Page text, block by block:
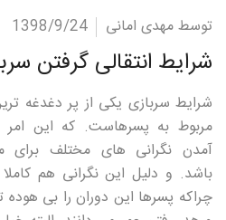
توسط مهدی امانی 1398/9/24
شرایط انتقالی گرفتن
شرایط سربازی یکی از پر دغدغه
مربوط به پسرهاست. که این امر
آمدن نگرانی های مختلف برای
باشد. و دلیل این نگرانی هم
چراکه پسرها این دوران را بی هوده